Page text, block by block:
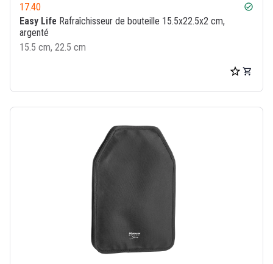
17.40 check_circle
Easy Life Rafraîchisseur de bouteille 15.5x22.5x2 cm,
argenté
15.5 cm, 22.5 cm